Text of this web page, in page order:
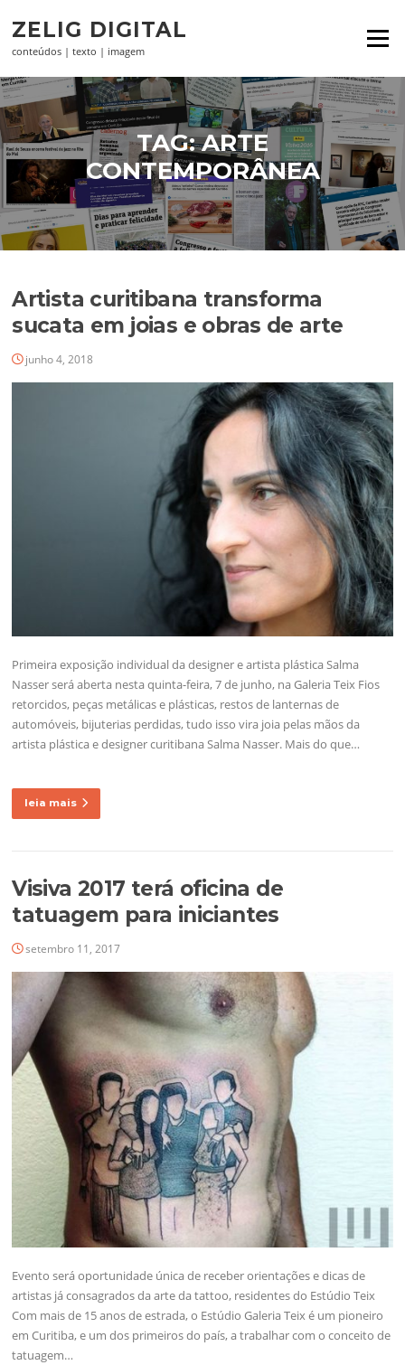
paraZELIG DIGITAL
conteúdos | texto | imagem
Menu
TAG:ARTE
CONTEMPORÂNEA
Artista curitibana transforma
sucata em joias e obras de arte
junho 4, 2018
Primeira exposição individual da designer e artista plástica Salma
Nasser será aberta nesta quinta-feira, 7 de junho, na Galeria Teix Fios
retorcidos, peças metálicas e plásticas, restos de lanternas de
automóveis, bijuterias perdidas, tudo isso vira joia pelas mãos da
artista plástica e designer curitibana Salma Nasser. Mais do que…
leia mais
Visiva 2017 terá oficina de
tatuagem para iniciantes
setembro 11, 2017
Evento será oportunidade única de receber orientações e dicas de
artistas já consagrados da arte da tattoo, residentes do Estúdio Teix
Com mais de 15 anos de estrada, o Estúdio Galeria Teix é um pioneiro
em Curitiba, e um dos primeiros do país, a trabalhar com o conceito de
tatuagem…